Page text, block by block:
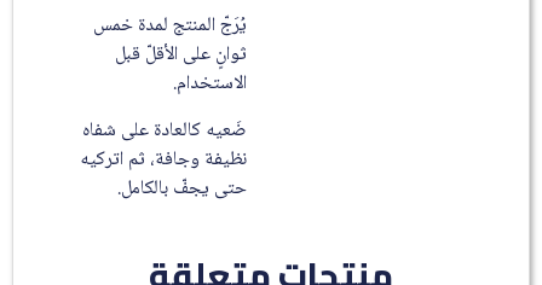
يُرَجّ المنتج لمدة خمس
ثوانٍ على الأقلّ قبل
الاستخدام.
ضَعيه كالعادة على شفاه
نظيفة وجافة، ثم اتركيه
حتى يجفّ بالكامل.